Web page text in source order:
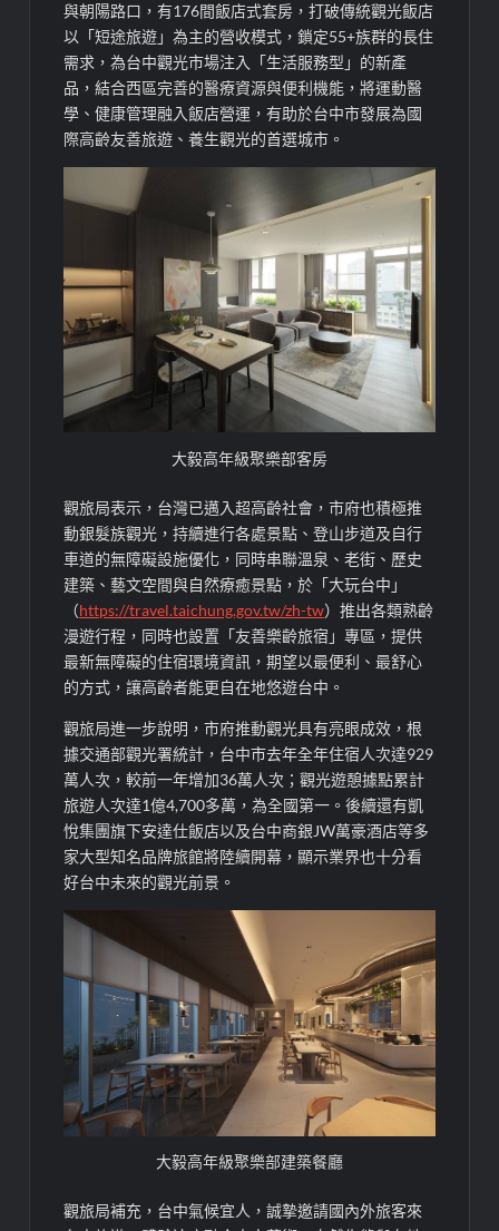
與朝陽路口，有176間飯店式套房，打破傳統觀光飯店
以「短途旅遊」為主的營收模式，鎖定55+族群的長住
需求，為台中觀光市場注入「生活服務型」的新產
品，結合西區完善的醫療資源與便利機能，將運動醫
學、健康管理融入飯店營運，有助於台中市發展為國
際高齡友善旅遊、養生觀光的首選城市。
大毅高年級聚樂部客房
觀旅局表示，台灣已邁入超高齡社會，市府也積極推
動銀髮族觀光，持續進行各處景點、登山步道及自行
車道的無障礙設施優化，同時串聯溫泉、老街、歷史
建築、藝文空間與自然療癒景點，於「大玩台中」
（https://travel.taichung.gov.tw/zh-tw）推出各類熟齡
漫遊行程，同時也設置「友善樂齡旅宿」專區，提供
最新無障礙的住宿環境資訊，期望以最便利、最舒心
的方式，讓高齡者能更自在地悠遊台中。
觀旅局進一步說明，市府推動觀光具有亮眼成效，根
據交通部觀光署統計，台中市去年全年住宿人次達929
萬人次，較前一年增加36萬人次；觀光遊憩據點累計
旅遊人次達1億4,700多萬，為全國第一。後續還有凱
悅集團旗下安達仕飯店以及台中商銀JW萬豪酒店等多
家大型知名品牌旅館將陸續開幕，顯示業界也十分看
好台中未來的觀光前景。
大毅高年級聚樂部建築餐廳
觀旅局補充，台中氣候宜人，誠摯邀請國內外旅客來